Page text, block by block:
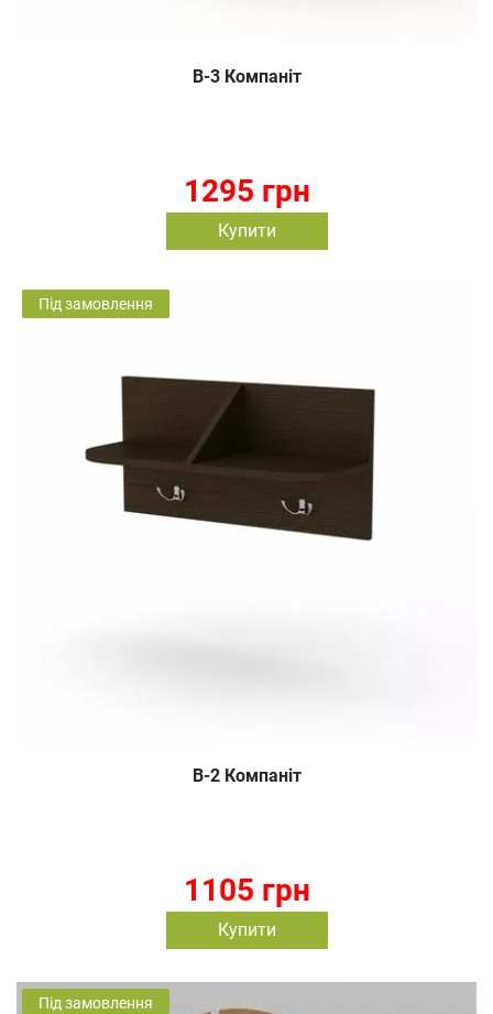
В-3 Компаніт
1295 грн
Купити
Під замовлення
В-2 Компаніт
1105 грн
Купити
Під замовлення